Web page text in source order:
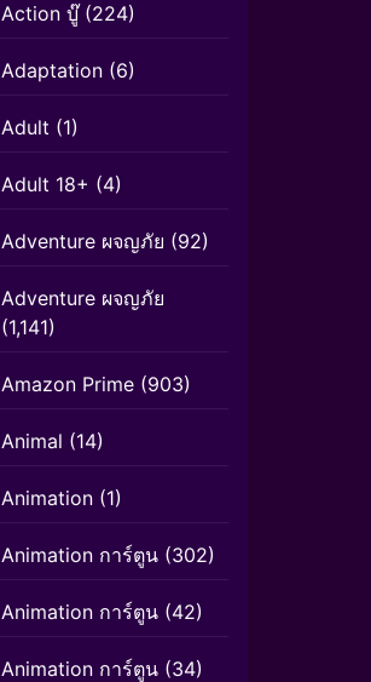
Action บู๊(224)
Adaptation (6)
Adult (1)
Adult 18+ (4)
Adventure ผจญภัย (92)
Adventure ผจญภัย
(1,141)
Amazon Prime (903)
Animal (14)
Animation (1)
Animation การ์ตูน (302)
Animation การ์ตูน (42)
Animation การ์ตูน (34)